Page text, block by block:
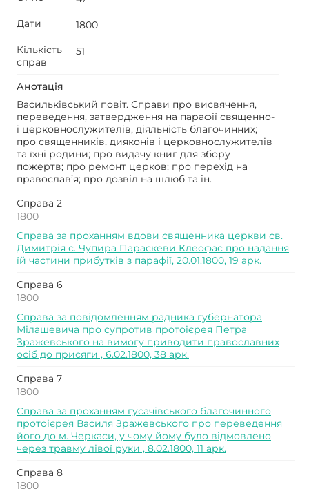
Дати
1800
Кількість
справ
51
Анотація
Васильківський повіт. Справи про висвячення,
переведення, затвердження на парафії священно-
і церковнослужителів, діяльність благочинних;
про священників, дияконів і церковнослужителів
та їхні родини; про видачу книг для збору
пожертв; про ремонт церков; про перехід на
православ’я; про дозвіл на шлюб та ін.
Справа 2
1800
Справа за проханням вдови священника церкви св.
Димитрія с. Чупира Параскеви Клеофас про надання
їй частини прибутків з парафії, 20.01.1800, 19 арк.
Справа 6
1800
Справа за повідомленням радника губернатора
Мілашевича про супротив протоієрея Петра
Зражевського на вимогу приводити православних
осіб до присяги , 6.02.1800, 38 арк.
Справа 7
1800
Справа за проханням гусачівського благочинного
протоієрея Василя Зражевського про переведення
його до м. Черкаси, у чому йому було відмовлено
через травму лівої руки , 8.02.1800, 11 арк.
Справа 8
1800